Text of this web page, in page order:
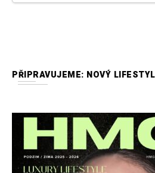
PŘIPRAVUJEME: NOVÝ